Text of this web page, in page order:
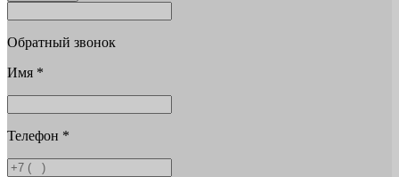
Обратный звонок
Имя *
Телефон *